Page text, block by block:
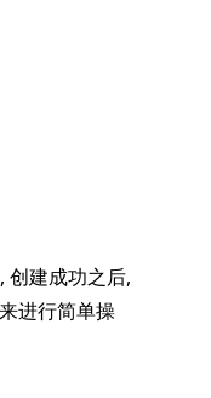
建成功之后,
进行简单操